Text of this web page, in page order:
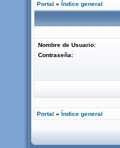
Portal » Índice general
Nombre de Usuario:
Contraseña:
Portal » Índice general